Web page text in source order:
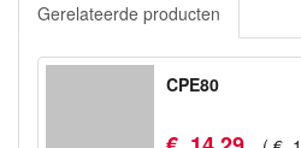
Gerelateerde producten
CPE80